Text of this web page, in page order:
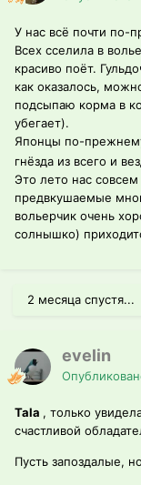
У нас всё почти по-
Всех сселила в
красиво поёт.
как оказалось,
подсыпаю корма в
убегает).
Японцы по-
гнёзда из всего и
Это лето нас
предвкушаемые
вольерчик очень
солнышко)
2 месяца спустя...
evelin
Tala , только
счастливой
Пусть запоздалые,